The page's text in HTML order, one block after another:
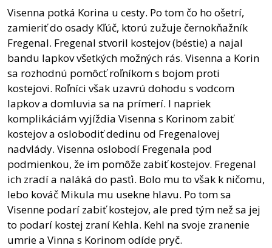
Visenna potká Korina u cesty. Po tom čo ho ošetrí,
zamieriť do osady Kľúč, ktorú zužuje černokňažník
Fregenal. Fregenal stvoril kostejov (béstie) a najal
bandu lapkov všetkých možných rás. Visenna a Korin
sa rozhodnú pomôcť roľníkom s bojom proti
kostejovi. Roľníci však uzavrú dohodu s vodcom
lapkov a domluvia sa na prímerí. I napriek
komplikáciám vyjíždia Visenna s Korinom zabiť
kostejov a oslobodiť dedinu od Fregenalovej
nadvlády. Visenna oslobodí Fregenala pod
podmienkou, že im pomôže zabiť kostejov. Fregenal
ich zradí a naláká do pasťi. Bolo mu to však k ničomu,
lebo kováč Mikula mu usekne hlavu. Po tom sa
Visenne podarí zabiť kostejov, ale pred tým než sa jej
to podarí kostej zraní Kehla. Kehl na svoje zranenie
umrie a Vinna s Korinom odíde pryč.